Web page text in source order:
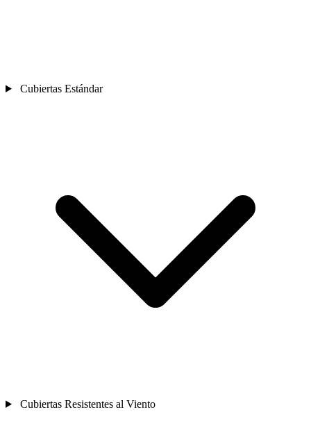
Cubiertas Estándar
Cubiertas Resistentes al Viento